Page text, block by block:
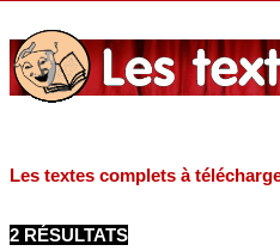
Les textes complets à
2 RÉSULTATS